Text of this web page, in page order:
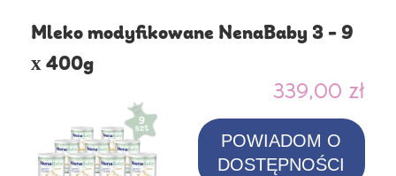
Mleko modyfikowane NenaBaby 3 - 9
x 400g
339,00 zł
POWIADOM O
DOSTĘPNOŚCI